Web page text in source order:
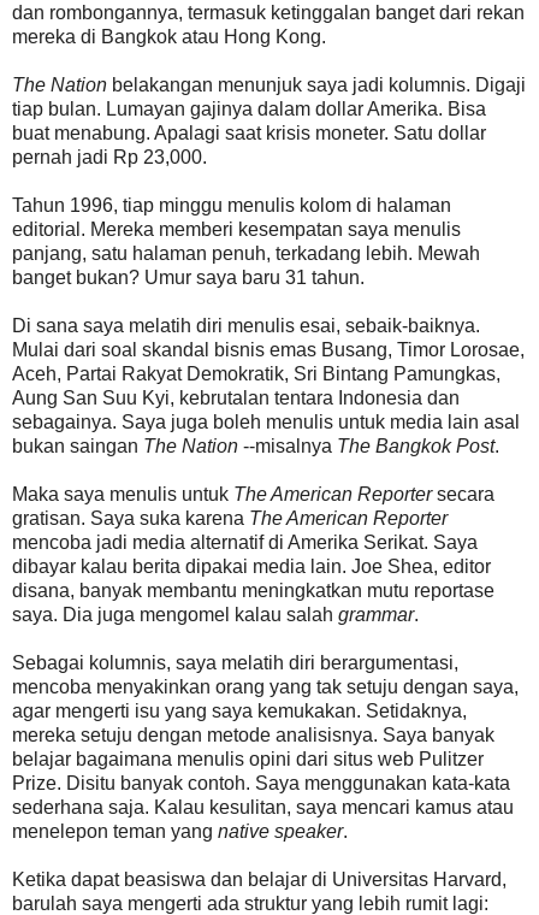
dan rombongannya, termasuk ketinggalan banget dari rekan
mereka di Bangkok atau Hong Kong.
The Nation belakangan menunjuk saya jadi kolumnis. Digaji
tiap bulan. Lumayan gajinya dalam dollar Amerika. Bisa
buat menabung. Apalagi saat krisis moneter. Satu dollar
pernah jadi Rp 23,000.
Tahun 1996, tiap minggu menulis kolom di halaman
editorial. Mereka memberi kesempatan saya menulis
panjang, satu halaman penuh, terkadang lebih. Mewah
banget bukan? Umur saya baru 31 tahun.
Di sana saya melatih diri menulis esai, sebaik-baiknya.
Mulai dari soal skandal bisnis emas Busang, Timor Lorosae,
Aceh, Partai Rakyat Demokratik, Sri Bintang Pamungkas,
Aung San Suu Kyi, kebrutalan tentara Indonesia dan
sebagainya. Saya juga boleh menulis untuk media lain asal
bukan saingan The Nation --misalnya The Bangkok Post.
Maka saya menulis untuk The American Reportersecara
gratisan. Saya suka karena The American Reporter
mencoba jadi media alternatif di Amerika Serikat. Saya
dibayar kalau berita dipakai media lain. Joe Shea, editor
disana, banyak membantu meningkatkan mutu reportase
saya. Dia juga mengomel kalau salah grammar.
Sebagai kolumnis, saya melatih diri berargumentasi,
mencoba menyakinkan orang yang tak setuju dengan saya,
agar mengerti isu yang saya kemukakan. Setidaknya,
mereka setuju dengan metode analisisnya. Saya banyak
belajar bagaimana menulis opini dari situs web Pulitzer
Prize. Disitu banyak contoh. Saya menggunakan kata-kata
sederhana saja. Kalau kesulitan, saya mencari kamus atau
menelepon teman yang native speaker.
Ketika dapat beasiswa dan belajar di Universitas Harvard,
barulah saya mengerti ada struktur yang lebih rumit lagi: